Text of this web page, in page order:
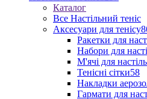
Каталог
Все Настільний теніс
Аксесуари для тенісу
Ракетки для
Набори для
М'ячі для
Тенісні сітки58
Накладки
Гармати для